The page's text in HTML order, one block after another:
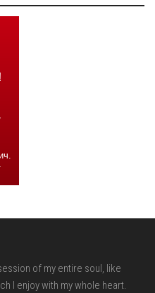
of my entire soul, like
I enjoy with my whole heart.